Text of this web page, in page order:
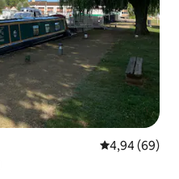
საშუალო
4,94 (69)